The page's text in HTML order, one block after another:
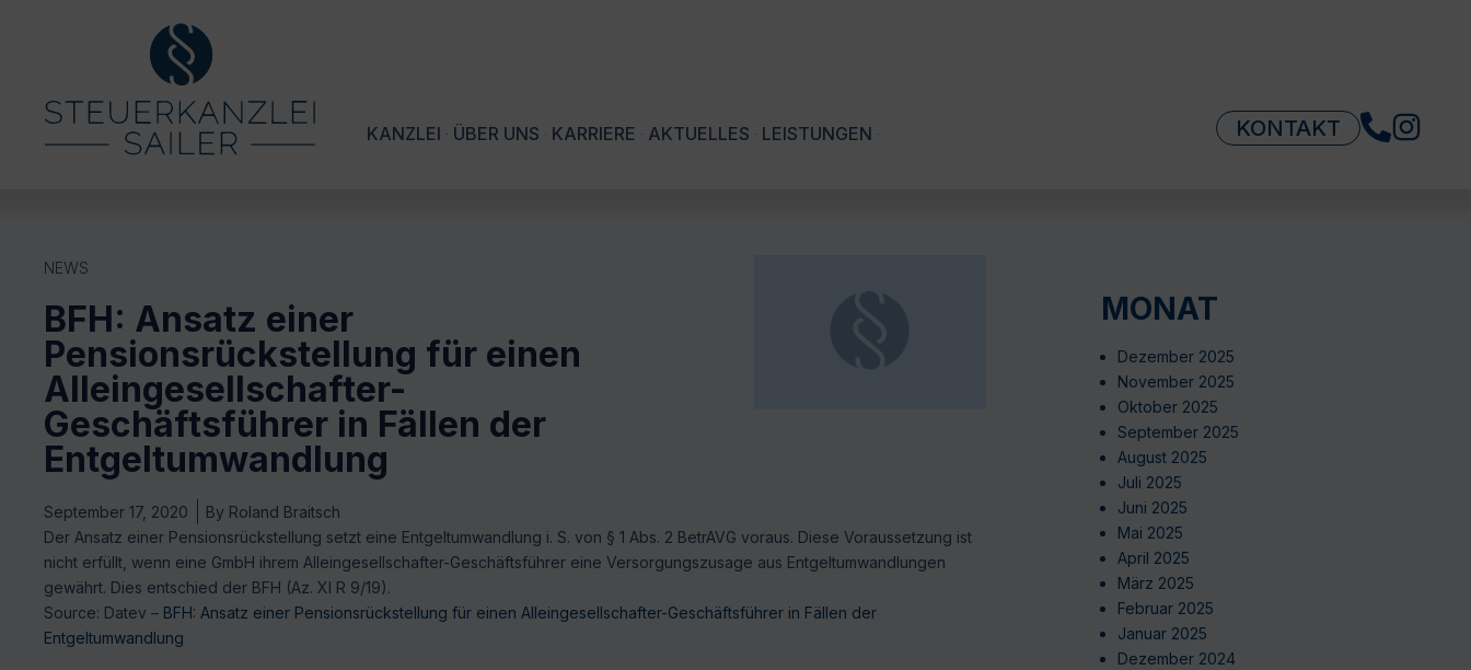
KANZLEI ÜBER UNS KARRIERE AKTUELLES LEISTUNGEN KONTAKT
NEWS
BFH: Ansatz einer
Pensionsrückstellung für einen
Alleingesellschafter-
Geschäftsführer in Fällen der
Entgeltumwandlung
September 17, 2020 By Roland Braitsch
Der Ansatz einer Pensionsrückstellung setzt eine Entgeltumwandlung i. S. von § 1 Abs. 2 BetrAVG voraus. Diese Voraussetzung ist
nicht erfüllt, wenn eine GmbH ihrem Alleingesellschafter-Geschäftsführer eine Versorgungszusage aus Entgeltumwandlungen
gewährt. Dies entschied der BFH (Az. XI R 9/19).
Source: Datev – BFH: Ansatz einer Pensionsrückstellung für einen Alleingesellschafter-Geschäftsführer in Fällen der
Entgeltumwandlung
MONAT
Dezember 2025
November 2025
Oktober 2025
September 2025
August 2025
Juli 2025
Juni 2025
Mai 2025
April 2025
März 2025
Februar 2025
Januar 2025
Dezember 2024